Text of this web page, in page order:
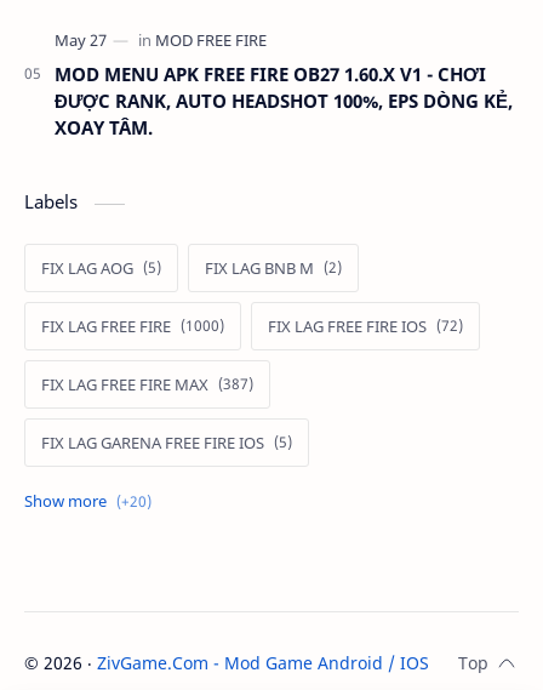
MOD MENU APK FREE FIRE OB27 1.60.X V1 - CHƠI
ĐƯỢC RANK, AUTO HEADSHOT 100%, EPS DÒNG KẺ,
XOAY TÂM.
Labels
FIX LAG AOG FIX LAG BNB M
FIX LAG FREE FIRE FIX LAG FREE FIRE IOS
FIX LAG FREE FIRE MAX
FIX LAG GARENA FREE FIRE IOS
FIX LAG LIÊN QUÂN MOBILE
MOD APK FREE FIRE MOD DATA FREE FIRE
MOD DATA PUBG MOD FREE FIRE
© 2026 ‧ ZivGame.Com - Mod Game Android / IOS . All rights